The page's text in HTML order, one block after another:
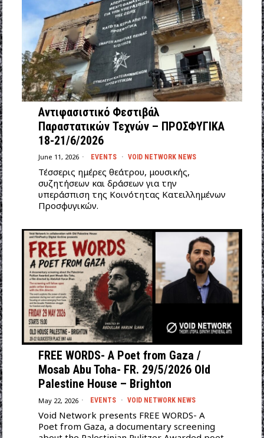
Αντιφασιστικό Φεστιβάλ
Παραστατικών Τεχνών – ΠΡΟΣΦΥΓΙΚΑ
18-21/6/2026
June 11, 2026 EVENTS · VOID NETWORK NEWS
Τέσσερις ημέρες θεάτρου, μουσικής,
συζητήσεων και δράσεων για την
υπεράσπιση της Κοινότητας Κατειλλημένων
Προσφυγικών.
FREE WORDS- A Poet from Gaza /
Mosab Abu Toha- FR. 29/5/2026 Old
Palestine House – Brighton
May 22, 2026 EVENTS · VOID NETWORK NEWS
Void Network presents FREE WORDS- A
Poet from Gaza, a documentary screening